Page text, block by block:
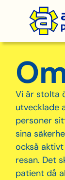
Vi är stolta
utvecklade
personer
sina
också
resan. Det
patient då